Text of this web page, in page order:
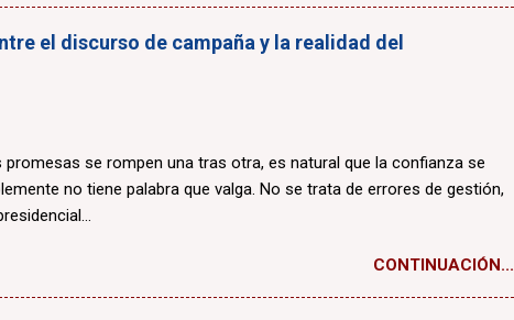
el discurso de campaña y la realidad del
se rompen una tras otra, es natural que la confianza se
no tiene palabra que valga. No se trata de errores de gestión,
CONTINUACIÓN...